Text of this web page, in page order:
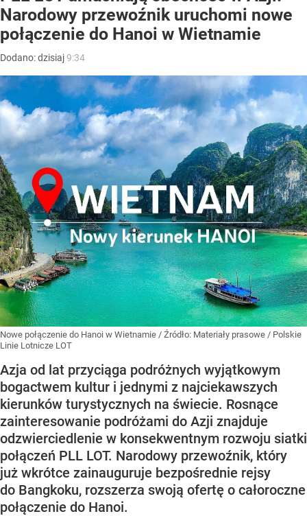
Narodowy przewoźnik uruchomi nowe
połączenie do Hanoi w Wietnamie
Dodano:dzisiaj9:34
Nowe połączenie do Hanoi w Wietnamie / Źródło: Materiały prasowe / Polskie
Linie Lotnicze LOT
Azja od lat przyciąga podróżnych wyjątkowym
bogactwem kultur i jednymi z najciekawszych
kierunków turystycznych na świecie. Rosnące
zainteresowanie podróżami do Azji znajduje
odzwierciedlenie w konsekwentnym rozwoju siatki
połączeń PLL LOT. Narodowy przewoźnik, który
już wkrótce zainauguruje bezpośrednie rejsy
do Bangkoku, rozszerza swoją ofertę o całoroczne
połączenie do Hanoi.